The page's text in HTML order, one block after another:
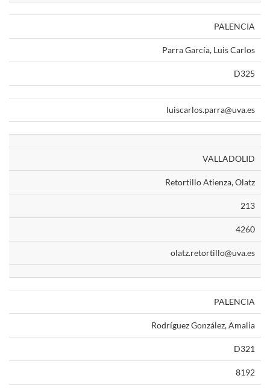
PALENCIA
Parra García, Luis Carlos
D325
luiscarlos.parra@uva.es
VALLADOLID
Retortillo Atienza, Olatz
213
4260
olatz.retortillo@uva.es
PALENCIA
Rodríguez González, Amalia
D321
8192